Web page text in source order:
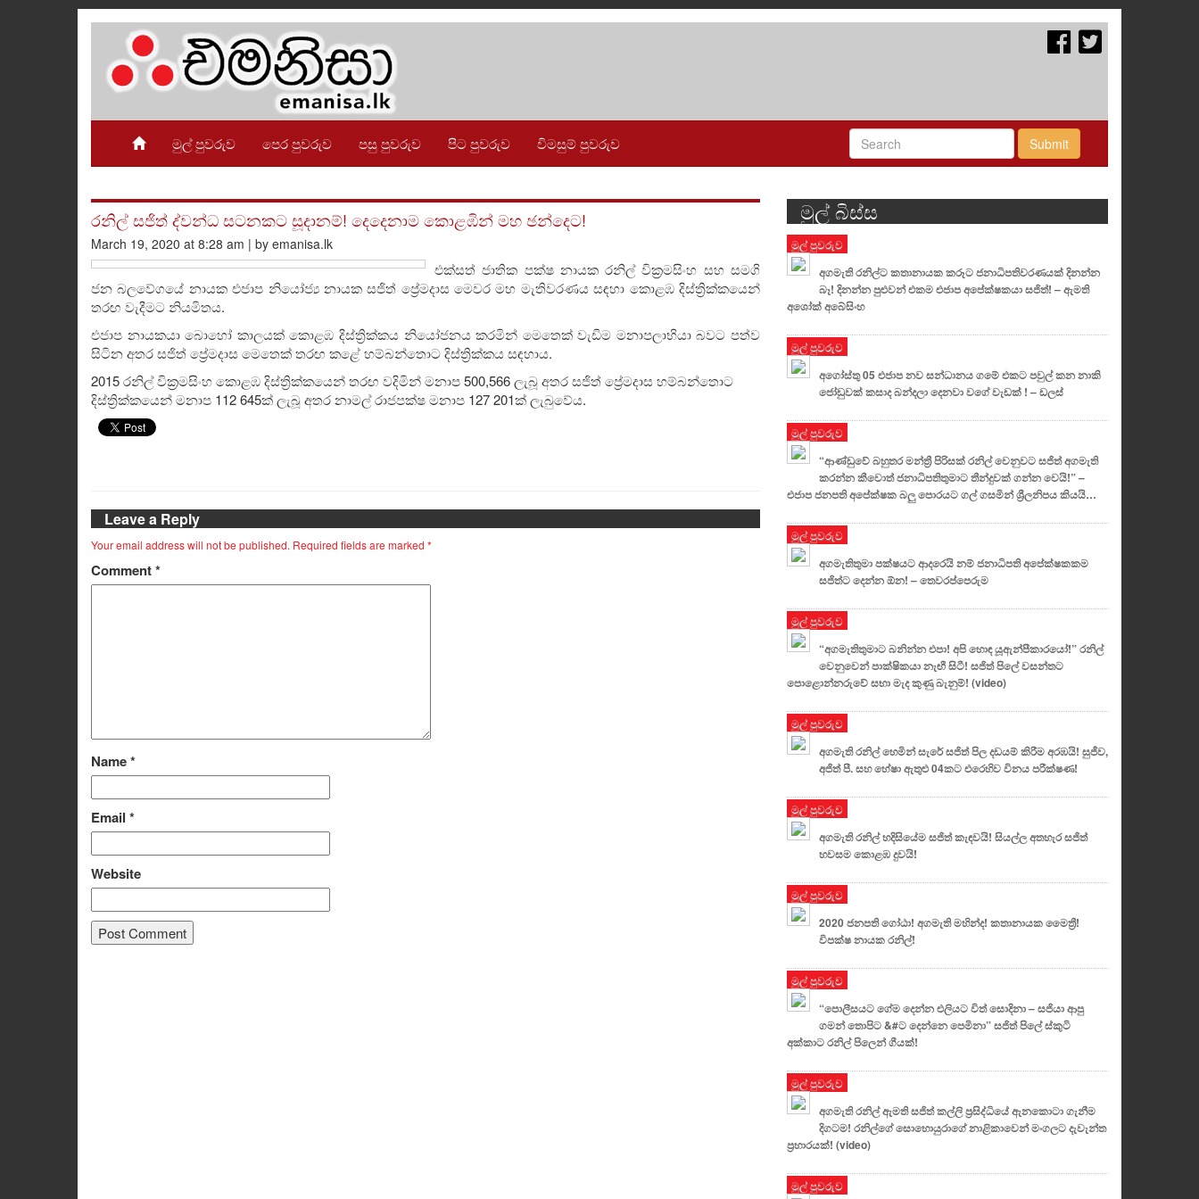
මුල් පුවරුව පෙර පුවරුව පසු පුවරුව පිට පුවරුව විමසුම් පුවරුව Submit
රනිල් සජිත් ද්වන්ධ සටනකට සූදානම්! දෙදෙනාම කොළඹින් මහ ඡන්දෙට!
March 19, 2020 at 8:28 am | by emanisa.lk
එක්සත් ජාතික පක්ෂ නායක රනිල් වික්‍රමසිංහ සහ සමගි
ජන බලවේගයේ නායක එජාප නියෝජ්‍ය නායක සජිත් ප්‍රේමදාස මෙවර මහ මැතිවරණය සඳහා කොළඹ දිස්ත්‍රික්කයෙන්
තරඟ වැදීමට නියමිතය.
එජාප නායකයා බොහෝ කාලයක් කොළඹ දිස්ත්‍රික්කය නියෝජනය කරමින් මෙතෙක් වැඩිම මනාපලාභියා බවට පත්ව
සිටින අතර සජිත් ප්‍රේමදාස මෙතෙක් තරඟ කළේ හම්බන්තොට දිස්ත්‍රික්කය සඳහාය.
2015 රනිල් වික්‍රමසිංහ කොළඹ දිස්ත්‍රික්කයෙන් තරඟ වදිමින් මනාප 500,566 ලැබූ අතර සජිත් ප්‍රේමදාස හම්බන්තොට
දිස්ත්‍රික්කයෙන් මනාප 112 645ක් ලැබූ අතර නාමල් රාජපක්ෂ මනාප 127 201ක් ලැබුවේය.
Leave a Reply
Your email address will not be published. Required fields are marked *
Comment*
Name*
Email *
Website
මුල් බිස්ස
මුල් පුවරුව
අගමැති රනිල්ට කතානායක කරූට ජනාධිපතිවරණයක් දිනන්න
බෑ! දිනන්න පුළුවන් එකම එජාප අපේක්ෂකයා සජිත්! – ඇමති
අශෝක් අබේසිංහ
මුල් පුවරුව
අගෝස්තු 05 එජාප නව සන්ධානය ගමේ එකට පවුල් කන නාකි
ජෝඩුවක් කසාද බන්දලා දෙනවා වගේ වැඩක් ! – ඩලස්
මුල් පුවරුව
“ආණ්ඩුවේ බහුතර මන්ත්‍රී පිරිසක් රනිල් වෙනුවට සජිත් අගමැති
කරන්න කීවොත් ජනාධිපතිතුමාට තීන්දුවක් ගන්න වෙයි!” –
එජාප ජනපති අපේක්ෂක බලු පොරයට ගල් ගසමින් ශ්‍රීලනිපය කියයි…
මුල් පුවරුව
අගමැතිතුමා පක්ෂයට ආදරෙයි නම් ජනාධිපති අපේක්ෂකකම
සජිත්ට දෙන්න ඕන! – තෙවරප්පෙරුම
මුල් පුවරුව
“අගමැතිතුමාට බනින්න එපා! අපි හොඳ යූඇන්පීකාරයෝ!” රනිල්
වෙනුවෙන් පාක්ෂිකයා නැඟී සිටී! සජිත් පිලේ වසන්තට
පොළොන්නරුවේ සභා මැද කුණු බැනුම්! (video)
මුල් පුවරුව
අගමැති රනිල් හෙමින් සැරේ සජිත් පිල දඩයම් කිරීම අරඹයි! සුජීව,
අජිත් පී. සහ හේෂා ඇතුළු 04කට එරෙහිව විනය පරීක්ෂණ!
මුල් පුවරුව
අගමැති රනිල් හදිසියේම සජිත් කැඳවයි! සියල්ල අතහැර සජිත්
හවසම කොළඹ දුවයි!
මුල් පුවරුව
2020 ජනපති ගෝඨා! අගමැති මහින්ද! කතානායක මෛත්‍රී!
විපක්ෂ නායක රනිල්!
මුල් පුවරුව
“පොලීසයට ගේම දෙන්න එලියට විත් සොදිනා – සජියා ආපු
ගමන් තොපිට &#ට දෙන්නෙ පෙමිනා” සජිත් පිලේ ස්කුටි
අක්කාට රනිල් පිලෙන් ගීයක්!
මුල් පුවරුව
අගමැති රනිල් ඇමති සජිත් කල්ලි ප්‍රසිද්ධියේ ඇනකොටා ගැනීම
දිගටම! රනිල්ගේ සොහොයුරාගේ නාළිකාවෙන් මංගලට දැවැන්ත
ප්‍රහාරයක්! (video)
මුල් පුවරුව